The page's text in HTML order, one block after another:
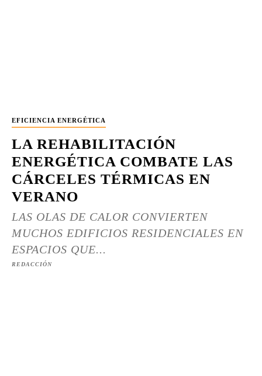
EFICIENCIA ENERGÉTICA
LA REHABILITACIÓN
ENERGÉTICA COMBATE LAS
CÁRCELES TÉRMICAS EN
VERANO
LAS OLAS DE CALOR CONVIERTEN
MUCHOS EDIFICIOS RESIDENCIALES EN
ESPACIOS QUE...
REDACCIÓN